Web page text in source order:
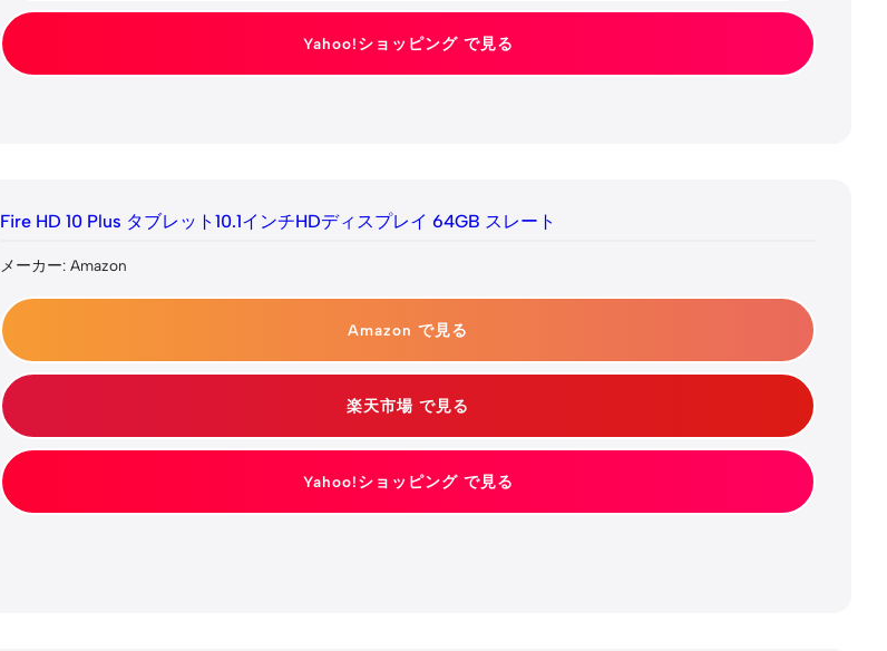
Yahoo!ショッピング で見る
Fire HD 10 Plus タブレット10.1インチHDディスプレイ 64GB スレート
メーカー: Amazon
Amazon で見る
楽天市場 で見る
Yahoo!ショッピング で見る